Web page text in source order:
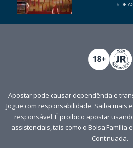
6 DE
Apostar pode causar dependência e
Jogue com responsabilidade. Saiba mais
responsável. É proibido apostar
assistenciais, tais como o Bolsa Família
Continuada.